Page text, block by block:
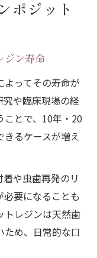
ポジット
ジン寿命
よってその寿命が
や臨床現場の経
とで、10年・20
るケースが増え
や虫歯再発のリ
要になることも
トレジンは天然歯
ため、日常的な口